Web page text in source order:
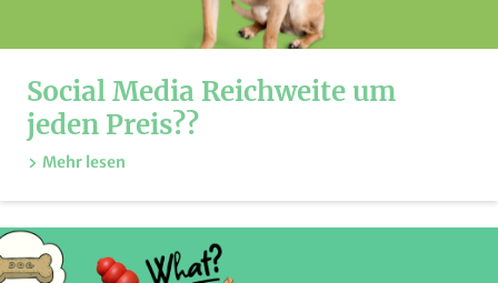
Social Media Reichweite um
jeden Preis??
Mehr lesen